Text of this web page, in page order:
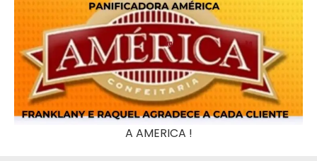
A AMERICA !